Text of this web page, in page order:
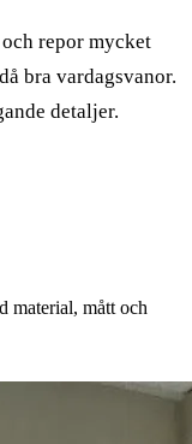
repor mycket
bra vardagsvanor.
detaljer.
material, mått och